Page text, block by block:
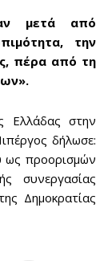
μετά από
την
πέρα από τη
Ελλάδας στην
δήλωσε:
ως προορισμών
συνεργασίας
Δημοκρατίας